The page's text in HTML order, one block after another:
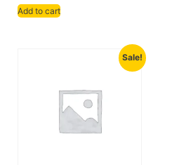
Add to cart
Sale!